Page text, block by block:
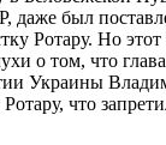
даже был
Ротару. Но
о том, что глава
Украины
что